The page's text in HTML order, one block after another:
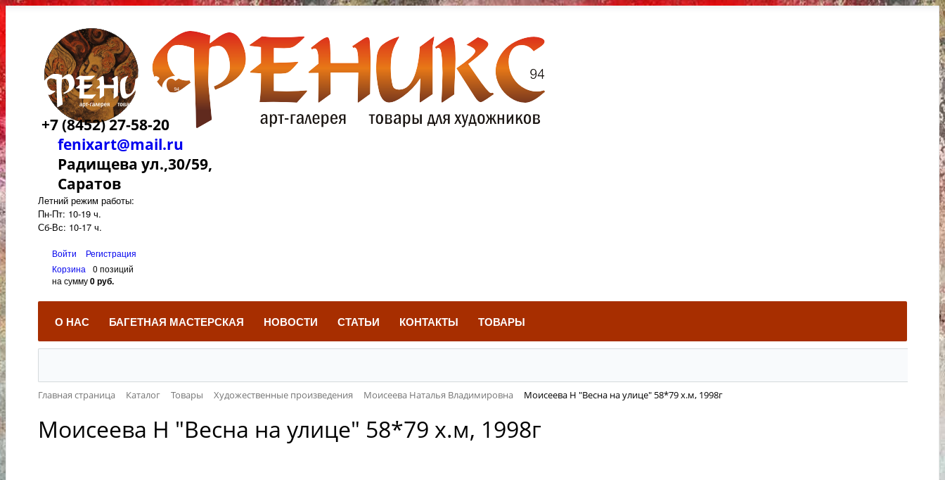
+7 (8452) 27-58-20
fenixart@mail.ru
Радищева ул.,30/59,
Саратов
Летний режим работы:
Пн-Пт: 10-19 ч.
Сб-Вс: 10-17 ч.
Войти
Регистрация
Корзина
0 позиций
на сумму0 руб.
О НАС БАГЕТНАЯ МАСТЕРСКАЯ НОВОСТИ СТАТЬИ КОНТАКТЫ ТОВАРЫ
Главная страница Каталог Товары Художественные произведения Моисеева Наталья Владимировна Моисеева Н "Весна на улице" 58*79 х.м, 1998г
Моисеева Н "Весна на улице" 58*79 х.м, 1998г